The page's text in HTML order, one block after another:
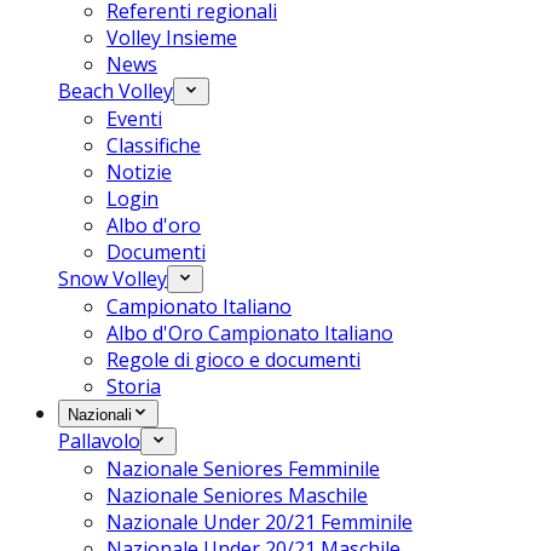
Referenti regionali
Volley Insieme
News
Beach Volley
Eventi
Classifiche
Notizie
Login
Albo d'oro
Documenti
Snow Volley
Campionato Italiano
Albo d'Oro Campionato Italiano
Regole di gioco e documenti
Storia
Nazionali
Pallavolo
Nazionale Seniores Femminile
Nazionale Seniores Maschile
Nazionale Under 20/21 Femminile